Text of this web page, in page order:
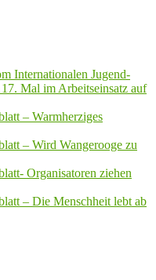
Internationalen Jugend-
Mal im Arbeitseinsatz auf
– Warmherziges
– Wird Wangerooge zu
Organisatoren ziehen
– Die Menschheit lebt ab